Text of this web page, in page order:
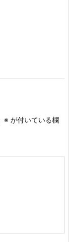
※ が付いている欄